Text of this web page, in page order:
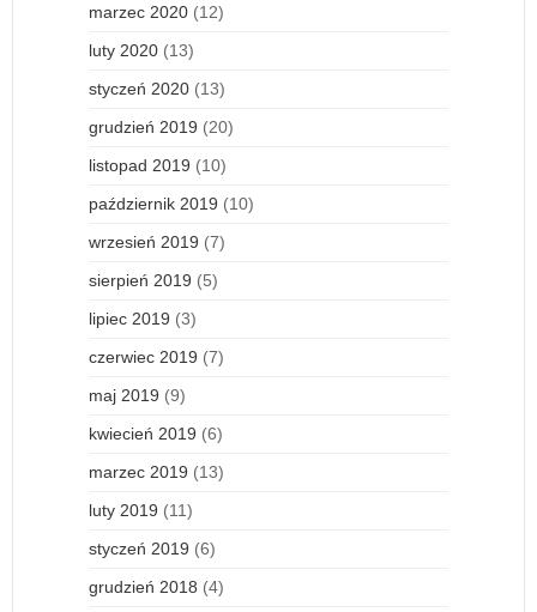
marzec 2020 (12)
luty 2020 (13)
styczeń 2020 (13)
grudzień 2019 (20)
listopad 2019 (10)
październik 2019 (10)
wrzesień 2019 (7)
sierpień 2019 (5)
lipiec 2019 (3)
czerwiec 2019 (7)
maj 2019 (9)
kwiecień 2019 (6)
marzec 2019 (13)
luty 2019 (11)
styczeń 2019 (6)
grudzień 2018 (4)